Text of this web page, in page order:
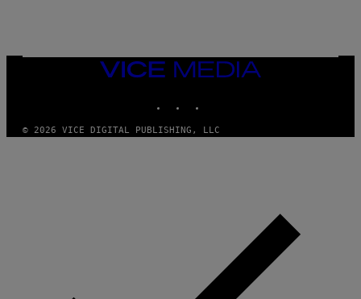
VICE
MEDIA
© 2026 VICE DIGITAL PUBLISHING, LLC